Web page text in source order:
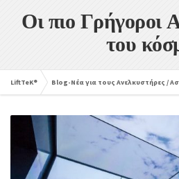
Οι πιο Γρήγοροι
του
LiftTeK® Blog-Νέα για τους Ανελκυστήρες /